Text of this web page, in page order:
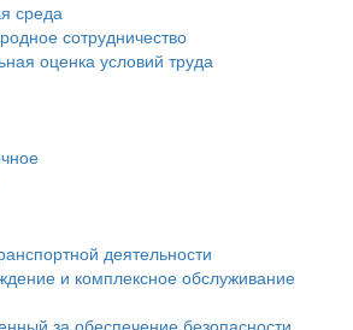
среда
сотрудничество
оценка условий труда
деятельности
и комплексное обслуживание
за обеспечение безопасности